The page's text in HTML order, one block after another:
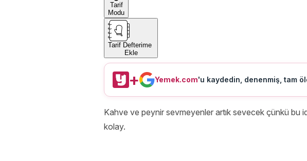
Tarif
Modu
Tarif Defterime
Ekle
+ Yemek.com'u kaydedin, denenmiş, tam
Kahve ve peynir sevmeyenler artık sevecek çünkü bu
kolay.